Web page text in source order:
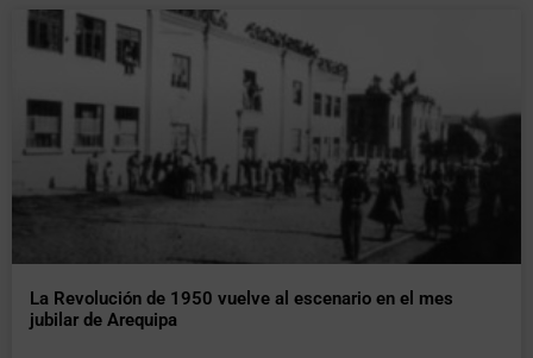
La Revolución de 1950 vuelve al escenario en el mes
jubilar de Arequipa